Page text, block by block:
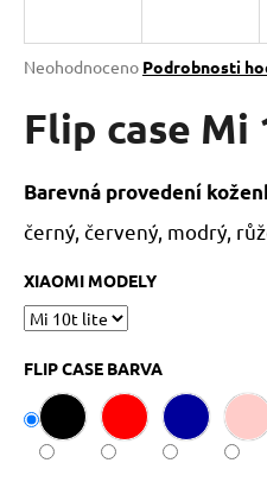
Průměrné
produktu
je
5
hvězdiček.
Neohodnoceno Podrobnosti
Flip case
Barevná provedení
černý, červený, modrý,
XIAOMI MODELY
FLIP CASE BARVA
j
t
?
D
o
p